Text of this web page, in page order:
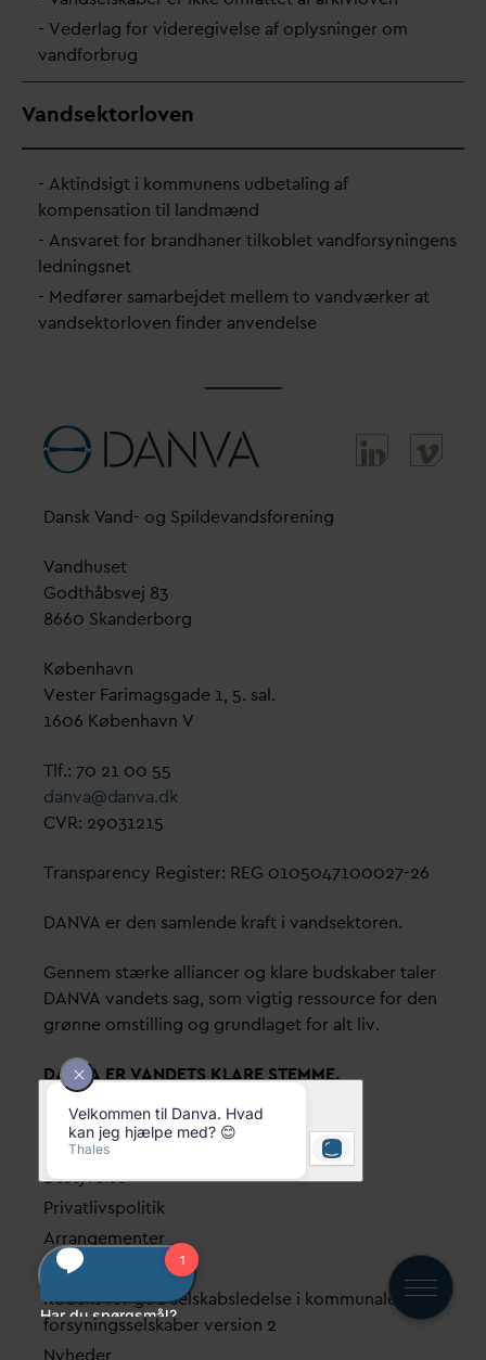
- Vederlag for videregivelse af oplysninger om
vandforbrug
Vandsektorloven
- Aktindsigt i kommunens udbetaling af
kompensation til landmænd
- Ansvaret for brandhaner tilkoblet vandforsyningens
ledningsnet
- Medfører samarbejdet mellem to vandværker at
vandsektorloven finder anvendelse
Dansk Vand- og Spildevandsforening
Vandhuset
Godthåbsvej 83
8660 Skanderborg
København
Vester Farimagsgade 1, 5. sal.
1606 København V
Tlf.: 70 21 00 55
danva@danva.dk
CVR: 29031215
Transparency Register: REG 0105047100027-26
DANVA er den samlende kraft i vandsektoren.
Gennem stærke alliancer og klare budskaber taler
DANVA vandets sag, som vigtig ressource for den
grønne omstilling og grundlaget for alt liv.
DANVA ERVANDETS KLARE STEMME.
Quick links
Find dine ANV A me
arbejdere
Bestyrelse
Privatlivspolitik
Arrangementer
Fakturering
Kodeks for god selskabsledelse i kommunale
forsyningsselskaber version 2
Nyheder